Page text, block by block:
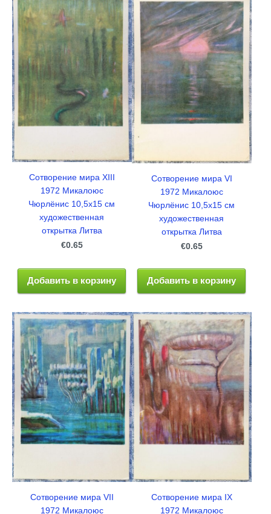
Сотворение мира ХIII
1972 Микалоюс
Чюрлёнис 10,5x15 см
художественная
открытка Литва
€0.65
Добавить в корзину
Сотворение мира VI
1972 Микалоюс
Чюрлёнис 10,5x15 см
художественная
открытка Литва
€0.65
Добавить в корзину
Сотворение мира VII
1972 Микалоюс
Сотворение мира IХ
1972 Микалоюс